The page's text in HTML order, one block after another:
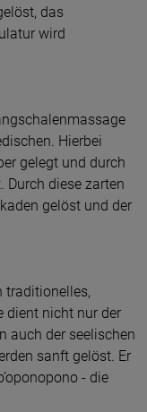
das
wird
Hierbei
gelegt und durch
Durch diese zarten
gelöst und der
traditionelles,
dient nicht nur der
auch der seelischen
sanft gelöst. Er
- die